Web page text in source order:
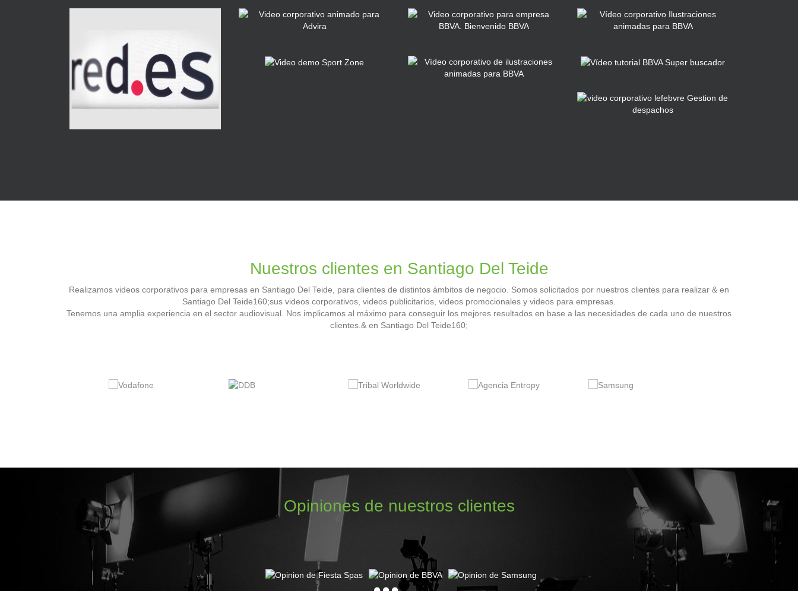
Nuestros clientes en Santiago Del Teide
Realizamos videos corporativos para empresas en Santiago Del Teide, para clientes de distintos ámbitos de negocio. Somos solicitados por nuestros clientes para realizar & en
Santiago Del Teide160;sus videos corporativos, videos publicitarios, videos promocionales y videos para empresas.
Tenemos una amplia experiencia en el sector audiovisual. Nos implicamos al máximo para conseguir los mejores resultados en base a las necesidades de cada uno de nuestros
clientes.& en Santiago Del Teide160;
Opiniones de nuestros clientes